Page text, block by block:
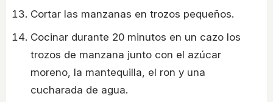
Cortar las manzanas en trozos pequeños.
Cocinar durante 20 minutos en un cazo los
trozos de manzana junto con el azúcar
moreno, la mantequilla, el ron y una
cucharada de agua.